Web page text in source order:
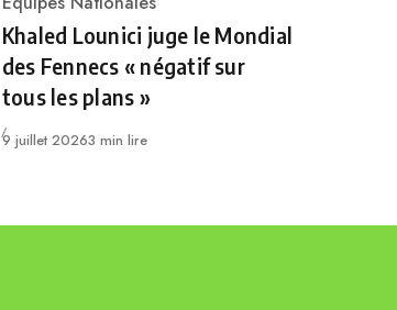
Khaled Lounici juge le Mondial
des Fennecs « négatif sur
tous les plans »
Publié
9 juillet 20263 min lire